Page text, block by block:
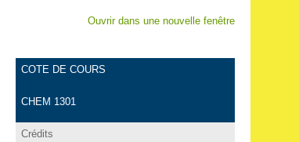
Ouvrir dans une nouvelle fenêtre
COTE DE COURS
CHEM 1301
Crédits